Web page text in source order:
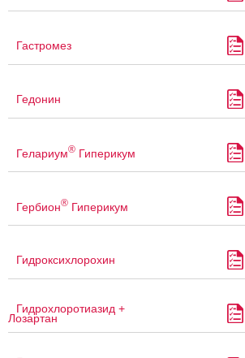
Гастромез
Гедонин
Гелариум® Гиперикум
Гербион® Гиперикум
Гидроксихлорохин
Гидрохлоротиазид +
Лозартан